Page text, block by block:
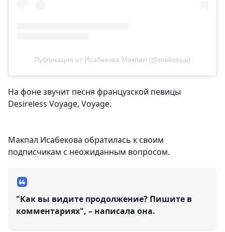
Публикация от Исабекова Макпал (@makosyai)
На фоне звучит песня французской певицы
Desireless Voyage, Voyage.
Макпал Исабекова обратилась к своим
подписчикам с неожиданным вопросом.
"Как вы видите продолжение? Пишите в
комментариях", – написала она.